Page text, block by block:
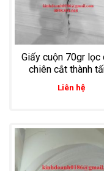
Giấy cuộn 70gr lọc
chiên cắt thành
1mx1m
Liên hệ